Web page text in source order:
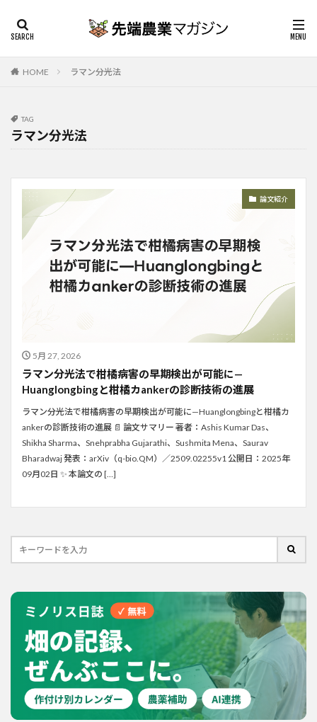
HOME ラマン分光法
TAG
ラマン分光法
論文紹介
5月 27, 2026
ラマン分光法で柑橘病害の早期検出が可能に—
Huanglongbingと柑橘カankerの診断技術の進展
ラマン分光法で柑橘病害の早期検出が可能に—Huanglongbingと柑橘カ
ankerの診断技術の進展 📄 論文サマリー 著者：Ashis Kumar Das、
Shikha Sharma、Snehprabha Gujarathi、Sushmita Mena、Saurav
Bharadwaj 発表：arXiv（q-bio.QM）／2509.02255v1 公開日：2025年
09月02日 ✨ 本論文の […]